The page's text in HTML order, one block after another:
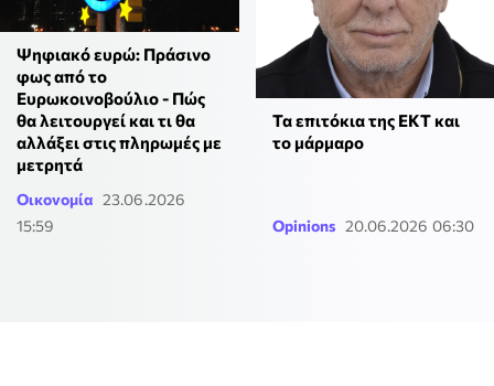
Ψηφιακό ευρώ: Πράσινο
φως από το
Ευρωκοινοβούλιο - Πώς
θα λειτουργεί και τι θα
αλλάξει στις πληρωμές με
μετρητά
Οικονομία 23.06.2026
15:59
Τα επιτόκια της ΕΚΤ και
το μάρμαρο
Opinions 20.06.2026 06:30